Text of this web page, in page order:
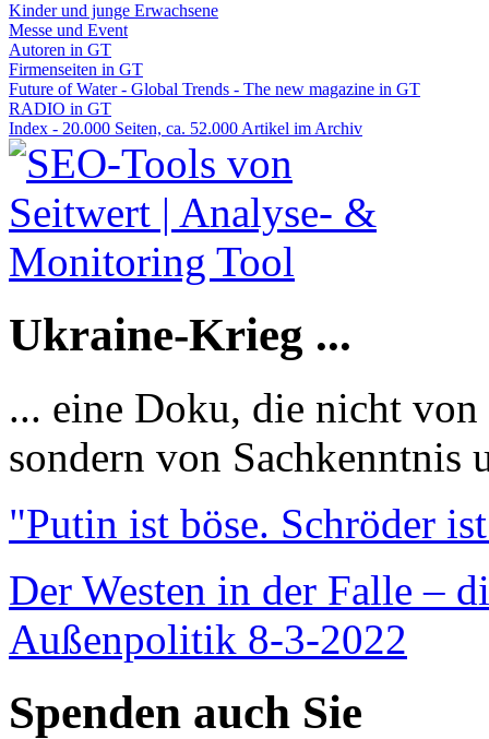
Kinder und junge Erwachsene
Messe und Event
Autoren in GT
Firmenseiten in GT
Future of Water - Global Trends - The new magazine in GT
RADIO in GT
Index - 20.000 Seiten, ca. 52.000 Artikel im Archiv
Ukraine-Krieg ...
... eine Doku, die nicht
sondern von Sachkenntnis
"Putin ist böse. Schröder
Der Westen in der Falle –
Außenpolitik 8-3-2022
Spenden auch Sie